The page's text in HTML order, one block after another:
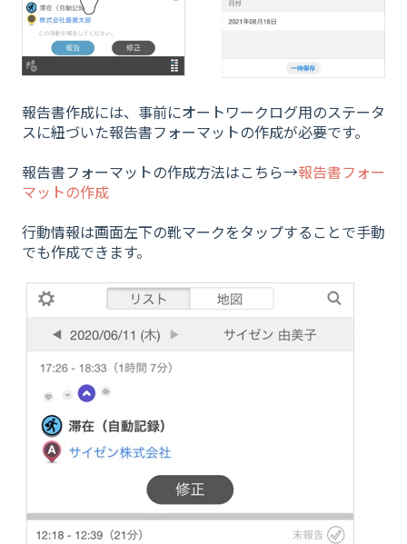
報告書作成には、事前にオートワークログ用のステータ
スに紐づいた報告書フォーマットの作成が必要です。
報告書フォーマットの作成方法はこちら→報告書フォー
マットの作成
行動情報は画面左下の靴マークをタップすることで手動
でも作成できます。